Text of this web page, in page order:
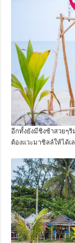
อีกทั้งยังมีชิงช้าสวยๆ
ต้องแวะมาชิลล์ให้ได้เ